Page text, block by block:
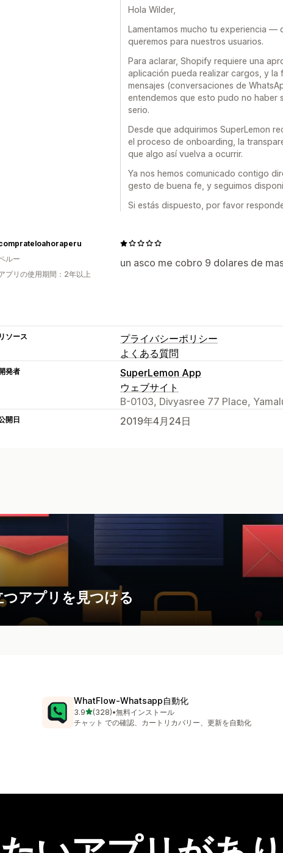
Hola Wilder,
Lamentamos mucho tu experiencia —
queremos para nuestros usuarios.
Para aclarar, Shopify requiere una
aplicación pueda realizar cargos, y
mensajes (conversaciones de
entendemos que esto pudo no haber
serio.
Desde que adquirimos SuperLemon
el proceso de onboarding, la
que algo así vuelva a ocurrir.
Ya nos hemos comunicado contigo
gesto de buena fe, y seguimos
Si estás dispuesto, por favor
un asco me cobro 9 dolares de
ルー
プリの使用期間：2年以上
リソース
プライバシーポリシー
よくある質問
発者
SuperLemon App
ウェブサイト
B-0103, Divyasree 77 Place,
開日 2019年4月24日
アプリを見つける
WhatFlow‑Whatsapp自動化
3.95つ星中
(328)
合計レビュー数：328件
•無料インストール
チャット での確認、カートリカバリー、更新を自動化